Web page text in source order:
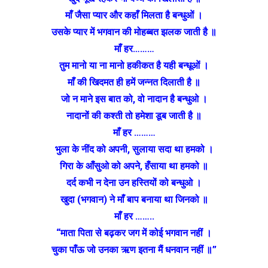
माँ जैसा प्यार और कहाँ मिलता है बन्धुओं ।
उसके प्यार में भगवान की मोहब्बत झलक जाती है ॥
माँ हर………
तुम मानो या ना मानो हकीकत है यही बन्‍धूओं ।
माँ की खिदमत ही हमें जन्नत दिलाती है ॥
जो न माने इस बात को, वो नादान है बन्धुओ ।
नादानों की कश्ती तो हमेशा डूब जाती है ॥
माँ हर ………
भुला के नींद को अपनी, सुलाया सदा था हमको ।
गिरा के आँसुओ को अपने, हँसाया था हमको ॥
दर्द कभी न देना उन हस्तियों को बन्धुओ ।
खुदा (भगवान) ने माँ बाप बनाया था जिनको ॥
माँ हर ……..
“माता पिता से बढ़कर जग में कोई भगवान नहीं ।
चुका पाँऊ जो उनका ऋण इतना मैं धनवान नहीं ॥”